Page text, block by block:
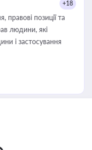
+18
правові позиції та
людини, які
і застосування